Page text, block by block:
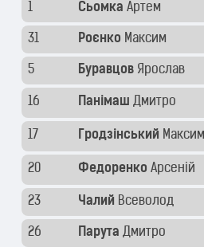
1 Сьомка Артем
31 Роєнко Максим
5 Буравцов Ярослав
16 Панімаш Дмитро
17 Гродзінський Максим
20 Федоренко Арсеній
23 Чалий Всеволод
26 Парута Дмитро